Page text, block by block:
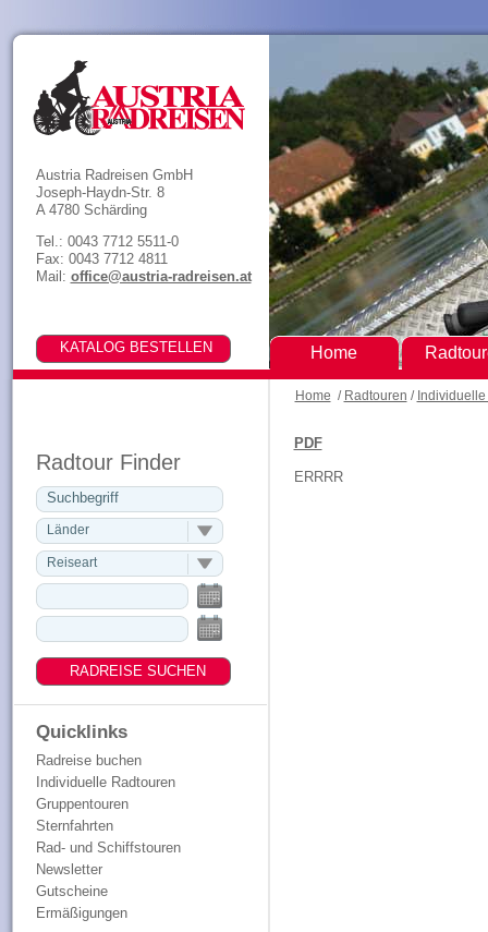
Home / Radtouren /
Radtour Finder
Länder
Reiseart
Quicklinks
Radreise buchen
Individuelle Radtouren
Gruppentouren
Sternfahrten
Rad- und Schiffstouren
Newsletter
Gutscheine
Ermäßigungen
PDF
ERRRR
Austria Radreisen GmbH
Joseph-Haydn-Str. 8
A 4780 Schärding
Tel.: 0043 7712 5511-0
Fax: 0043 7712 4811
Mail: office@austria-radreisen.at
Home